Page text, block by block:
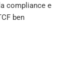
compliance e
ben